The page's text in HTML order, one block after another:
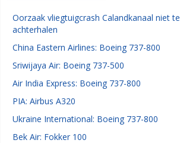
Oorzaak vliegtuigcrash Calandkanaal niet te
achterhalen
China Eastern Airlines: Boeing 737-800
Sriwijaya Air: Boeing 737-500
Air India Express: Boeing 737-800
PIA: Airbus A320
Ukraine International: Boeing 737-800
Bek Air: Fokker 100